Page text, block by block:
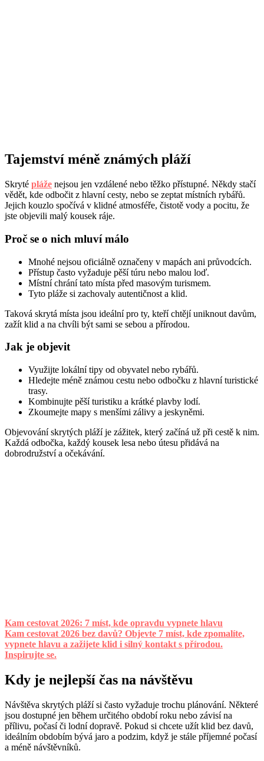
Tajemství méně známých pláží
Skryté pláže nejsou jen vzdálené nebo těžko přístupné. Někdy stačí
vědět, kde odbočit z hlavní cesty, nebo se zeptat místních rybářů.
Jejich kouzlo spočívá v klidné atmosféře, čistotě vody a pocitu, že
jste objevili malý kousek ráje.
Proč se o nich mluví málo
Mnohé nejsou oficiálně označeny v mapách ani průvodcích.
Přístup často vyžaduje pěší túru nebo malou loď.
Místní chrání tato místa před masovým turismem.
Tyto pláže si zachovaly autentičnost a klid.
Taková skrytá místa jsou ideální pro ty, kteří chtějí uniknout davům,
zažít klid a na chvíli být sami se sebou a přírodou.
Jak je objevit
Využijte lokální tipy od obyvatel nebo rybářů.
Hledejte méně známou cestu nebo odbočku z hlavní turistické
trasy.
Kombinujte pěší turistiku a krátké plavby lodí.
Zkoumejte mapy s menšími zálivy a jeskyněmi.
Objevování skrytých pláží je zážitek, který začíná už při cestě k nim.
Každá odbočka, každý kousek lesa nebo útesu přidává na
dobrodružství a očekávání.
Kam cestovat 2026: 7 míst, kde opravdu vypnete hlavu
Kam cestovat 2026 bez davů? Objevte 7 míst, kde zpomalíte,
vypnete hlavu a zažijete klid i silný kontakt s přírodou.
Inspirujte se.
Kdy je nejlepší čas na návštěvu
Návštěva skrytých pláží si často vyžaduje trochu plánování. Některé
jsou dostupné jen během určitého období roku nebo závisí na
přílivu, počasí či lodní dopravě. Pokud si chcete užít klid bez davů,
ideálním obdobím bývá jaro a podzim, když je stále příjemné počasí
a méně návštěvníků.